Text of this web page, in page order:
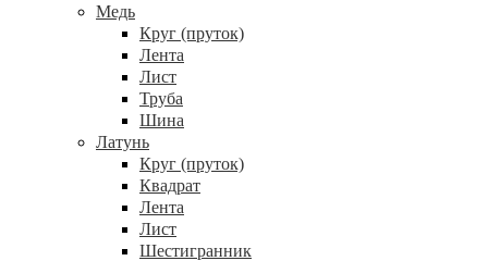
Медь
Круг (пруток)
Лента
Лист
Труба
Шина
Латунь
Круг (пруток)
Квадрат
Лента
Лист
Шестигранник